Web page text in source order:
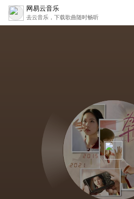
网易云音乐
去云音乐，下载歌曲随时畅听